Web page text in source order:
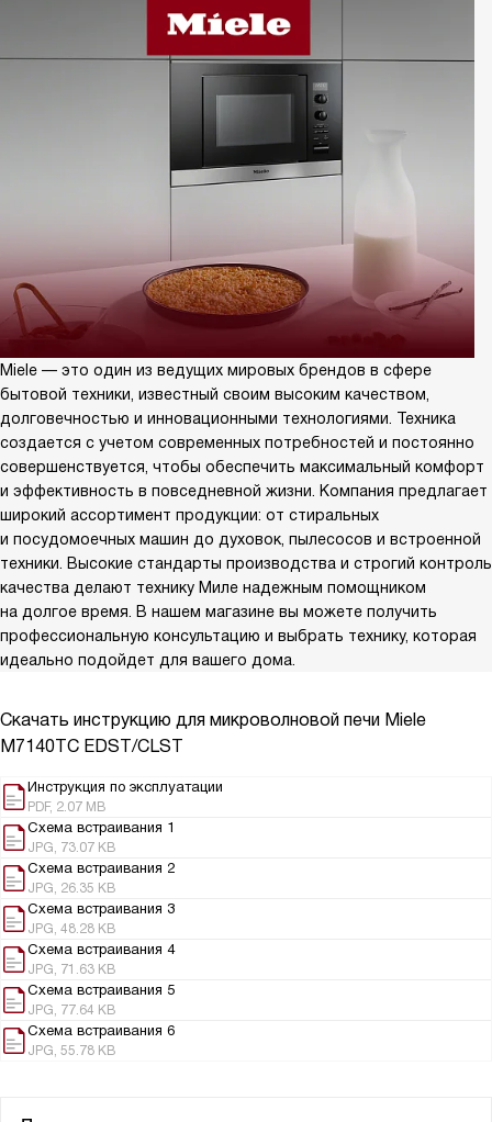
Miele — это один из ведущих мировых брендов в сфере
бытовой техники, известный своим высоким качеством,
долговечностью и инновационными технологиями. Техника
создается с учетом современных потребностей и постоянно
совершенствуется, чтобы обеспечить максимальный комфорт
и эффективность в повседневной жизни. Компания предлагает
широкий ассортимент продукции: от стиральных
и посудомоечных машин до духовок, пылесосов и встроенной
техники. Высокие стандарты производства и строгий контроль
качества делают технику Миле надежным помощником
на долгое время. В нашем магазине вы можете получить
профессиональную консультацию и выбрать технику, которая
идеально подойдет для вашего дома.
Скачать инструкцию для микроволновой печи Miele
M7140TC EDST/CLST
Инструкция по эксплуатации
PDF, 2.07 MB
Схема встраивания 1
JPG, 73.07 KB
Схема встраивания 2
JPG, 26.35 KB
Схема встраивания 3
JPG, 48.28 KB
Схема встраивания 4
JPG, 71.63 KB
Схема встраивания 5
JPG, 77.64 KB
Схема встраивания 6
JPG, 55.78 KB